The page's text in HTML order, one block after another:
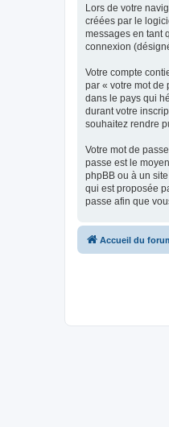
Lors de votre
créées par le
messages en tant
connexion
Votre compte
par « votre mot de
dans le pays qui
durant votre
souhaitez rendre
Votre mot de
passe est le
phpBB ou à un
qui est proposée
passe afin que
Accueil du